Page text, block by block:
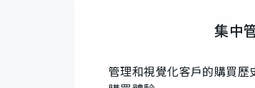
集中
管理和視覺化客戶的購買歷